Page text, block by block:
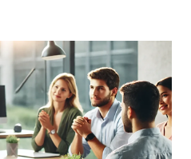
burn-outsymptomen. Waar
scoorden dan oudere
Evolutie 2004-2023
naar leeftijd.
Voor elke leeftijdsgroep ligt het